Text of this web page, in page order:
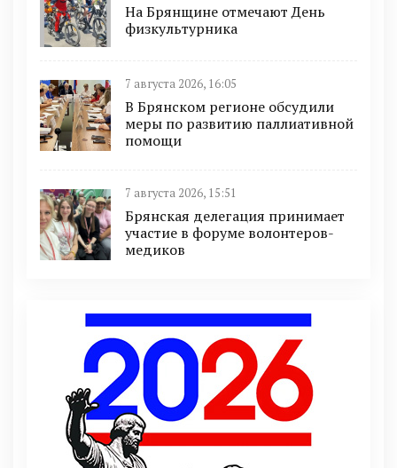
На Брянщине отмечают День
физкультурника
7 августа 2026, 16:05
В Брянском регионе обсудили
меры по развитию паллиативной
помощи
7 августа 2026, 15:51
Брянская делегация принимает
участие в форуме волонтеров-
медиков